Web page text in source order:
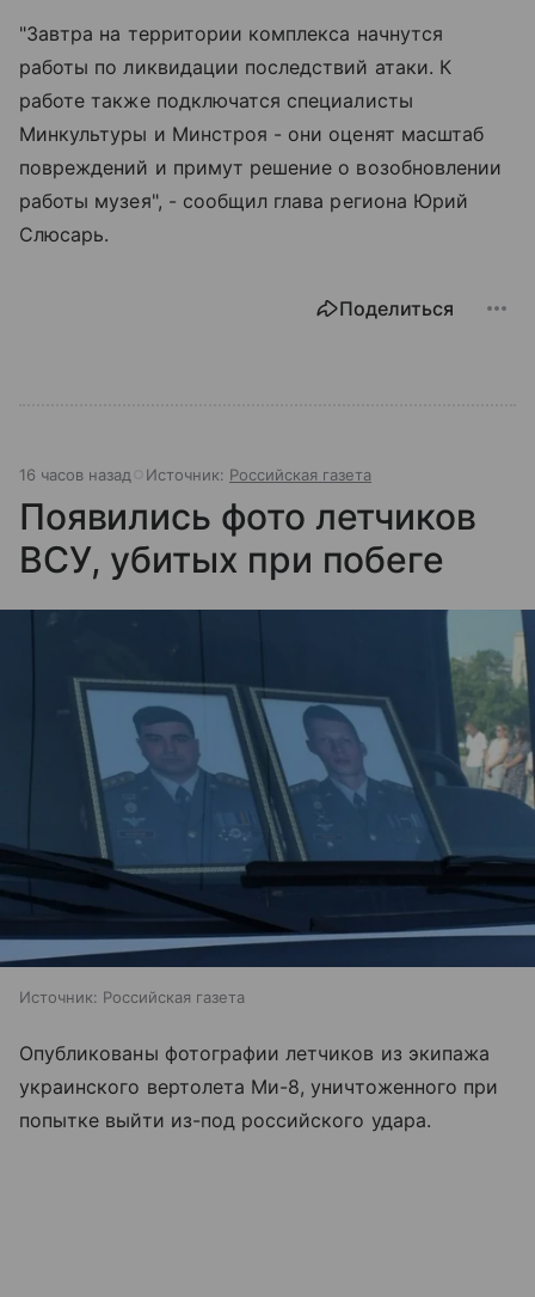
"Завтра на территории комплекса начнутся
работы по ликвидации последствий атаки. К
работе также подключатся специалисты
Минкультуры и Минстроя - они оценят масштаб
повреждений и примут решение о возобновлении
работы музея", - сообщил глава региона Юрий
Слюсарь.
Поделиться
16 часов назад Источник: Российская газета
Появились фото летчиков
ВСУ, убитых при побеге
Источник: Российская газета
Опубликованы фотографии летчиков из экипажа
украинского вертолета Ми-8, уничтоженного при
попытке выйти из-под российского удара.